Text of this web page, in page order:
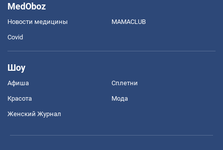
MedOboz
Новости медицины MAMACLUB
Covid
Шоу
Афиша Сплетни
Красота Мода
Женский Журнал